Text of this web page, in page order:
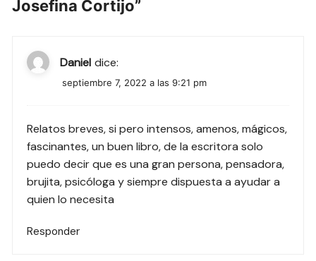
Josefina Cortijo”
Daniel dice:
septiembre 7, 2022 a las 9:21 pm
Relatos breves, si pero intensos, amenos, mágicos,
fascinantes, un buen libro, de la escritora solo
puedo decir que es una gran persona, pensadora,
brujita, psicóloga y siempre dispuesta a ayudar a
quien lo necesita
Responder